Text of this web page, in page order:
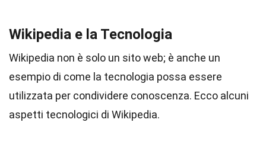
Wikipedia e la Tecnologia
Wikipedia non è solo un sito web; è anche un
esempio di come la tecnologia possa essere
utilizzata per condividere conoscenza. Ecco alcuni
aspetti tecnologici di Wikipedia.